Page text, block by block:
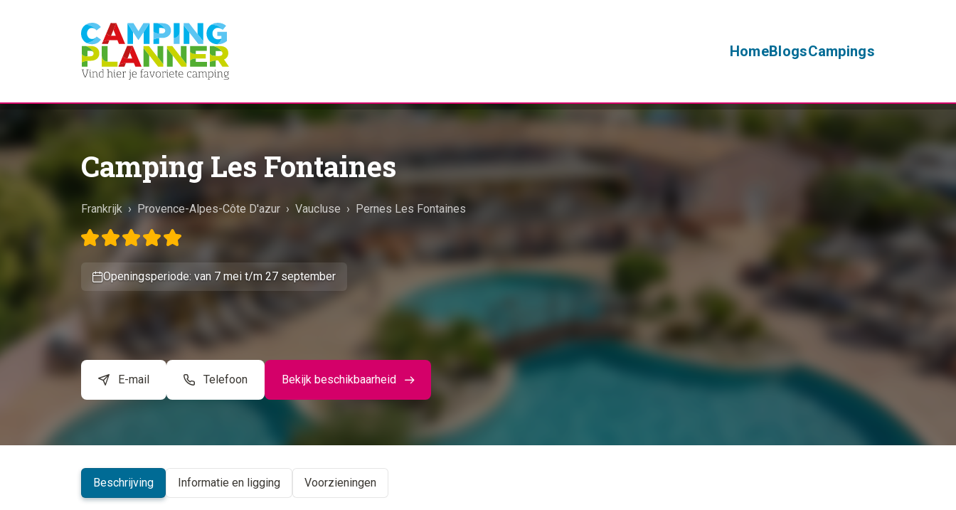
HomeBlogsCampings
Camping Les Fontaines
Frankrijk › Provence-Alpes-Côte D'azur › Vaucluse › Pernes Les Fontaines
Openingsperiode: van 7 mei t/m 27 september
E-mail Telefoon Bekijk beschikbaarheid
©
CARTO
Beschrijving Informatie en ligging Voorzieningen